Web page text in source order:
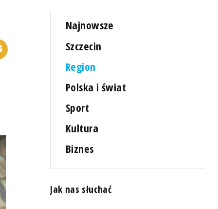
Najnowsze
Szczecin
Region
Polska i świat
Sport
Kultura
Biznes
Jak nas słuchać